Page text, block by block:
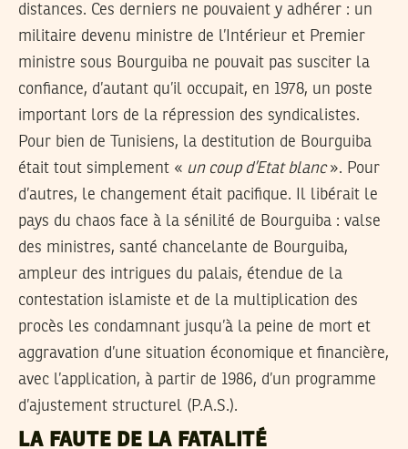
distances. Ces derniers ne pouvaient y adhérer : un
militaire devenu ministre de l’Intérieur et Premier
ministre sous Bourguiba ne pouvait pas susciter la
confiance, d’autant qu’il occupait, en 1978, un poste
important lors de la répression des syndicalistes.
Pour bien de Tunisiens, la destitution de Bourguiba
était tout simplement « un coup d’Etat blanc». Pour
d’autres, le changement était pacifique. Il libérait le
pays du chaos face à la sénilité de Bourguiba : valse
des ministres, santé chancelante de Bourguiba,
ampleur des intrigues du palais, étendue de la
contestation islamiste et de la multiplication des
procès les condamnant jusqu’à la peine de mort et
aggravation d’une situation économique et financière,
avec l’application, à partir de 1986, d’un programme
d’ajustement structurel (P.A.S.).
LA FAUTE DE LA FATALITÉ